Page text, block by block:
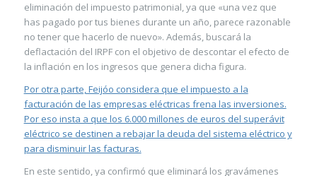
eliminación del impuesto patrimonial, ya que «una vez que
has pagado por tus bienes durante un año, parece razonable
no tener que hacerlo de nuevo». Además, buscará la
deflactación del IRPF con el objetivo de descontar el efecto de
la inflación en los ingresos que genera dicha figura.
Por otra parte, Feijóo considera que el impuesto a la
facturación de las empresas eléctricas frena las inversiones.
Por eso insta a que los 6.000 millones de euros del superávit
eléctrico se destinen a rebajar la deuda del sistema eléctrico y
para disminuir las facturas.
En este sentido, ya confirmó que eliminará los gravámenes